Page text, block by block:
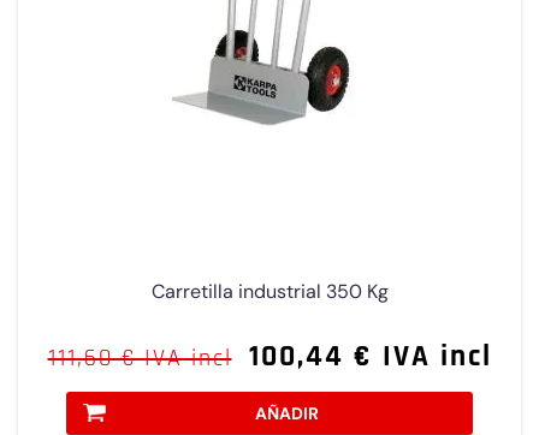
Carretilla industrial 350 Kg
111,60 € IVA incl 100,44 € IVA incl
AÑADIR